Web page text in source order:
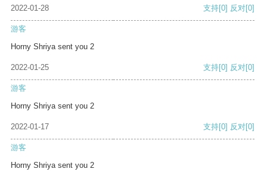
2022-01-28 支持[0] 反对[0]
游客
Horny Shriya sent you 2
2022-01-25 支持[0] 反对[0]
游客
Horny Shriya sent you 2
2022-01-17 支持[0] 反对[0]
游客
Horny Shriya sent you 2